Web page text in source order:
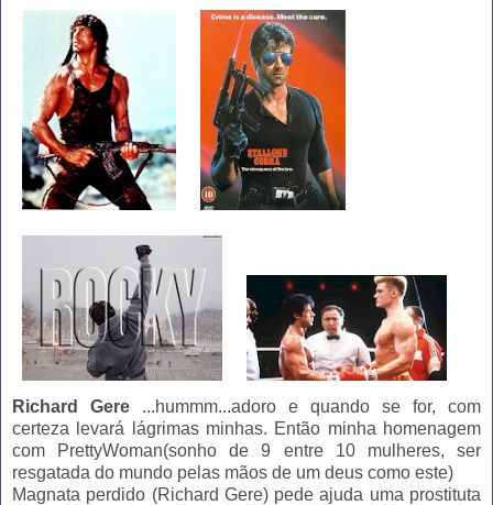
Richard Gere ...hummm...adoro e quando se for, com
certeza levará lágrimas minhas. Então minha homenagem
com PrettyWoman(sonho de 9 entre 10 mulheres, ser
resgatada do mundo pelas mãos de um deus como este)
Magnata perdido (Richard Gere) pede ajuda uma prostituta